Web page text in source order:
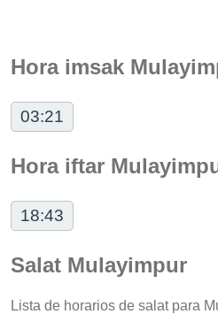
Hora imsak
03:21
Hora iftar
18:43
Salat Mulayimpur
Lista de horarios de salat para